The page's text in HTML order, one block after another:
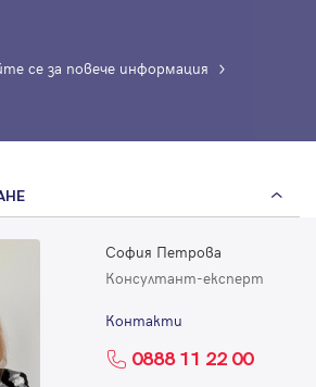
се за повече информация
София Петрова
Консултант-експерт
Контакти
0888 11 22 00